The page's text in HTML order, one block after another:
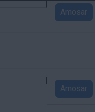
Amosar
Amosar